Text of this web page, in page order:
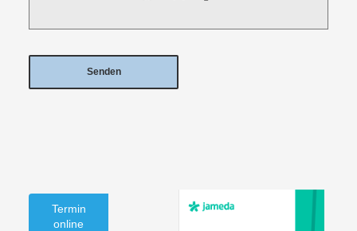
Termin
online